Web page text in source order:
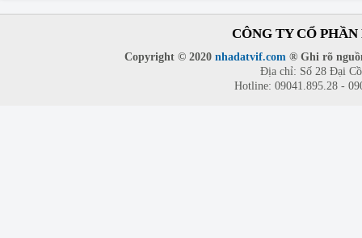
CÔNG TY CỔ
Copyright © 2020 nhadatvif.com ® Ghi rõ
Địa chỉ: Số 28 Đại
Hotline: 09041.895.28 -